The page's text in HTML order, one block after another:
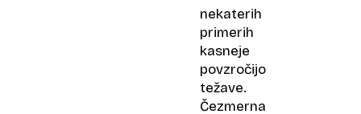
nekaterih
primerih
kasneje
povzročijo
težave.
Čezmerna